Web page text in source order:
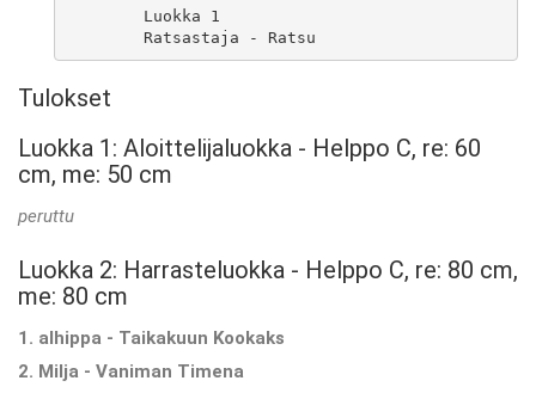
	Ratsastaja - Ratsu
Tulokset
Luokka 1: Aloittelijaluokka - Helppo C, re: 60
cm, me: 50 cm
peruttu
Luokka 2: Harrasteluokka - Helppo C, re: 80 cm,
me: 80 cm
1. alhippa - Taikakuun Kookaks
2. Milja - Vaniman Timena